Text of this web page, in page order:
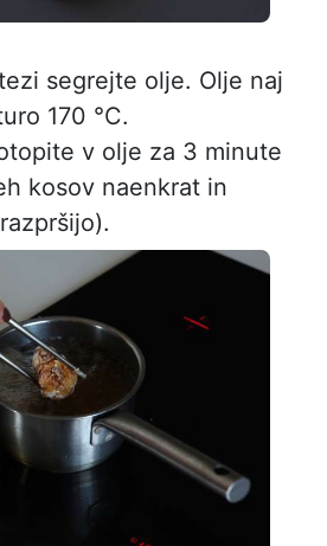
segrejte olje. Olje naj
170 °C.
v olje za 3 minute
kosov naenkrat in